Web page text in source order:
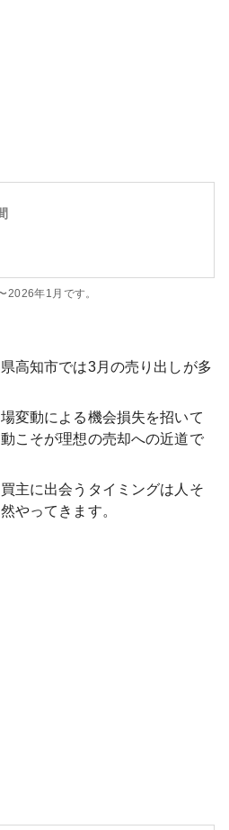
2026年1月 です。
高知市では3月の売り出しが多
変動による機会損失を招いて
こそが理想の売却への近道で
主に出会うタイミングは人そ
やってきます。